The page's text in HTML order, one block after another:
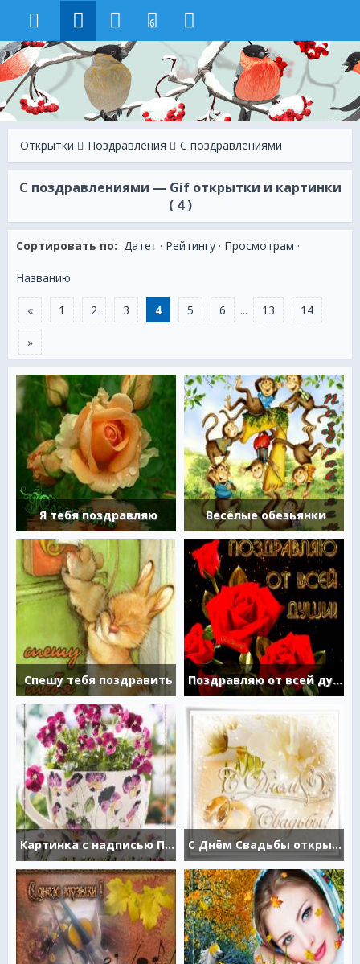
6
Открытки Поздравления С поздравлениями
С поздравлениями — Gif открытки и картинки
( 4 )
Сортировать по: Дате · Рейтингу · Просмотрам ·
Названию
« 1 2 3 4 5 6 ... 13 14
»
Я тебя поздравляю Весёлые обезьянки
Спешу тебя поздравить Поздравляю от всей души
Картинка с надписью Поздравляю! С Днём Свадьбы открытка